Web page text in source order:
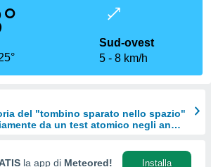
Sud-ovest
5
8 km/h
del "tombino sparato nello spazio"
da un test atomico negli anni
la app di Meteored! Installa